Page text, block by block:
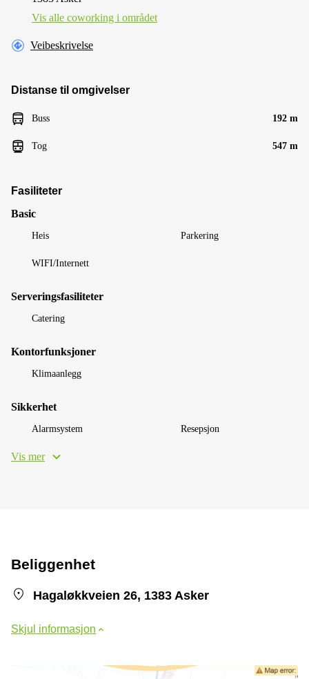
Vis alle сoworking i området
Veibeskrivelse
Distanse til omgivelser
Buss 192 m
Tog 547 m
Fasiliteter
Basic
Heis Parkering
WIFI/Internett
Serveringsfasiliteter
Catering
Kontorfunksjoner
Klimaanlegg
Sikkerhet
Alarmsystem Resepsjon
Vis mer
Beliggenhet
Hagaløkkveien 26, 1383 Asker
Skjul informasjon